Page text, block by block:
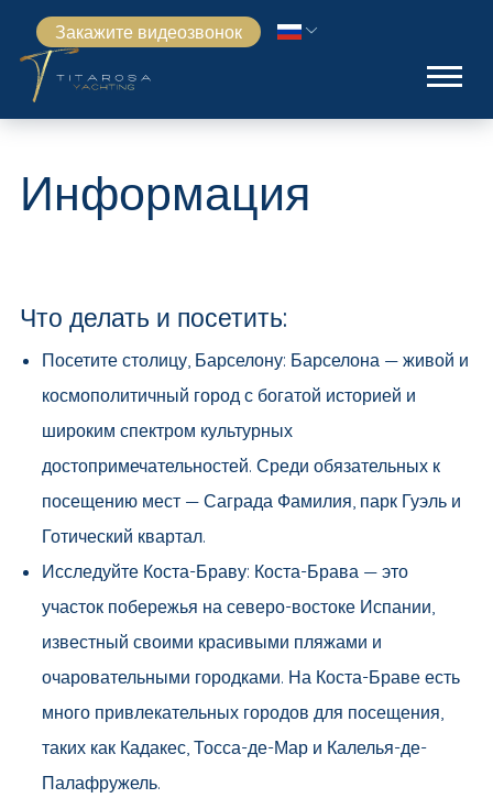
Закажите видеозвонок
Информация
Что делать и посетить:
Посетите столицу, Барселону: Барселона — живой и
космополитичный город с богатой историей и
широким спектром культурных
достопримечательностей. Среди обязательных к
посещению мест — Саграда Фамилия, парк Гуэль и
Готический квартал.
Исследуйте Коста-Браву: Коста-Брава — это
участок побережья на северо-востоке Испании,
известный своими красивыми пляжами и
очаровательными городками. На Коста-Браве есть
много привлекательных городов для посещения,
таких как Кадакес, Тосса-де-Мар и Калелья-де-
Палафружель.